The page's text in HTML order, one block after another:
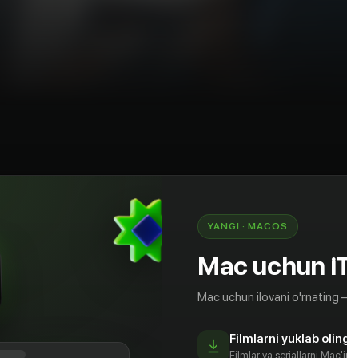
Janubiy Koreya
храма сияющий золотистый свет; голуби,
голубого неба, и нежный девичий
под оглушающий рёв бас-гитары Стоп,
с самого детства мечтала стать
церковные псалмы, посвятить всю себя
что ее брату-близнецу крайне необходима
YANGI · MACOS
Mac uchun
Mac uchun ilovani o'rnating
Filmlarni yuklab
Filmlar va seriallarni